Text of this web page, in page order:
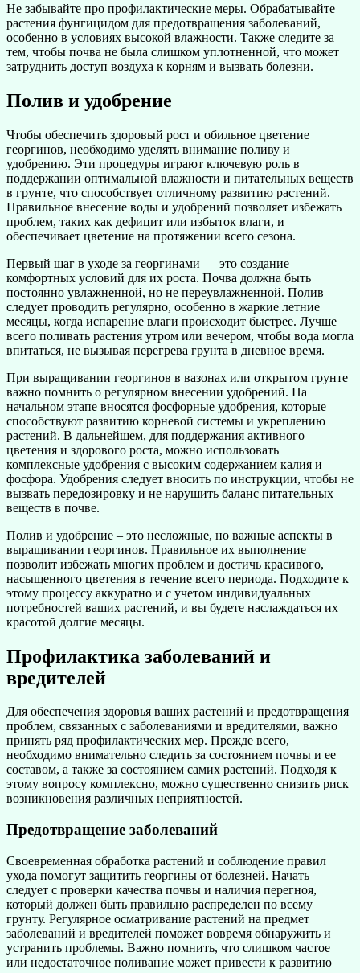
Не забывайте про профилактические меры. Обрабатывайте
растения фунгицидом для предотвращения заболеваний,
особенно в условиях высокой влажности. Также следите за
тем, чтобы почва не была слишком уплотненной, что может
затруднить доступ воздуха к корням и вызвать болезни.
Полив и удобрение
Чтобы обеспечить здоровый рост и обильное цветение
георгинов, необходимо уделять внимание поливу и
удобрению. Эти процедуры играют ключевую роль в
поддержании оптимальной влажности и питательных веществ
в грунте, что способствует отличному развитию растений.
Правильное внесение воды и удобрений позволяет избежать
проблем, таких как дефицит или избыток влаги, и
обеспечивает цветение на протяжении всего сезона.
Первый шаг в уходе за георгинами — это создание
комфортных условий для их роста. Почва должна быть
постоянно увлажненной, но не переувлажненной. Полив
следует проводить регулярно, особенно в жаркие летние
месяцы, когда испарение влаги происходит быстрее. Лучше
всего поливать растения утром или вечером, чтобы вода могла
впитаться, не вызывая перегрева грунта в дневное время.
При выращивании георгинов в вазонах или открытом грунте
важно помнить о регулярном внесении удобрений. На
начальном этапе вносятся фосфорные удобрения, которые
способствуют развитию корневой системы и укреплению
растений. В дальнейшем, для поддержания активного
цветения и здорового роста, можно использовать
комплексные удобрения с высоким содержанием калия и
фосфора. Удобрения следует вносить по инструкции, чтобы не
вызвать передозировку и не нарушить баланс питательных
веществ в почве.
Полив и удобрение – это несложные, но важные аспекты в
выращивании георгинов. Правильное их выполнение
позволит избежать многих проблем и достичь красивого,
насыщенного цветения в течение всего периода. Подходите к
этому процессу аккуратно и с учетом индивидуальных
потребностей ваших растений, и вы будете наслаждаться их
красотой долгие месяцы.
Профилактика заболеваний и
вредителей
Для обеспечения здоровья ваших растений и предотвращения
проблем, связанных с заболеваниями и вредителями, важно
принять ряд профилактических мер. Прежде всего,
необходимо внимательно следить за состоянием почвы и ее
составом, а также за состоянием самих растений. Подходя к
этому вопросу комплексно, можно существенно снизить риск
возникновения различных неприятностей.
Предотвращение заболеваний
Своевременная обработка растений и соблюдение правил
ухода помогут защитить георгины от болезней. Начать
следует с проверки качества почвы и наличия перегноя,
который должен быть правильно распределен по всему
грунту. Регулярное осматривание растений на предмет
заболеваний и вредителей поможет вовремя обнаружить и
устранить проблемы. Важно помнить, что слишком частое
или недостаточное поливание может привести к развитию